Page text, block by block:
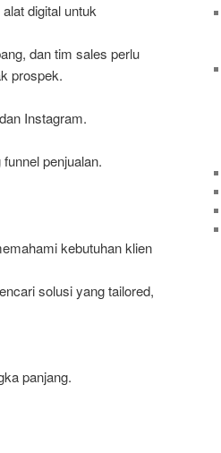
digital untuk
dan tim sales perlu
prospek.
Instagram.
penjualan.
kebutuhan klien
solusi yang tailored,
panjang.